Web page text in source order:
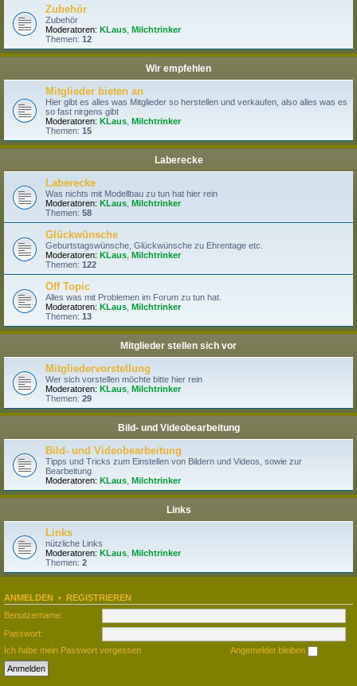
Zubehör
Zubehör
Moderatoren: KLaus Milchtrinker
Themen: 12
Wir empfehlen
Mitglieder bieten an
Hier gibt es alles was Mitglieder so herstellen und verkaufen, also alles was es
so fast nirgens gibt
Moderatoren: KLaus Milchtrinker
Themen: 15
Laberecke
Laberecke
Was nichts mit Modellbau zu tun hat hier rein
Moderatoren: KLaus Milchtrinker
Themen: 58
Glückwünsche
Geburtstagswünsche, Glückwünsche zu Ehrentage etc.
Moderatoren: KLaus Milchtrinker
Themen: 122
Off Topic
Alles was mit Problemen im Forum zu tun hat.
Moderatoren: KLaus Milchtrinker
Themen: 13
Mitglieder stellen sich vor
Mitgliedervorstellung
Wer sich vorstellen möchte bitte hier rein
Moderatoren: KLaus Milchtrinker
Themen: 29
Bild- und Videobearbeitung
Bild- und Videobearbeitung
Tipps und Tricks zum Einstellen von Bildern und Videos, sowie zur
Bearbeitung
Moderatoren: KLaus Milchtrinker
Links
Links
nützliche Links
Moderatoren: KLaus Milchtrinker
Themen: 2
ANMELDEN • REGISTRIEREN
Benutzername:
Passwort:
Ich habe mein Passwort vergessen
Angemeldet bleiben